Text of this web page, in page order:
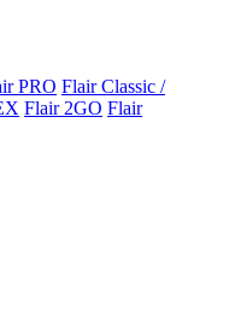
PRO Flair Classic /
Flair 2GO Flair